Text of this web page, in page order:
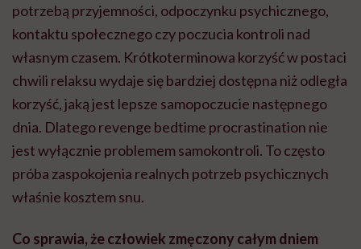
potrzebą przyjemności, odpoczynku psychicznego,
kontaktu społecznego czy poczucia kontroli nad
własnym czasem. Krótkoterminowa korzyść w postaci
chwili relaksu wydaje się bardziej dostępna niż odległa
korzyść, jaką jest lepsze samopoczucie następnego
dnia. Dlatego revenge bedtime procrastination nie
jest wyłącznie problemem samokontroli. To często
próba zaspokojenia realnych potrzeb psychicznych
właśnie kosztem snu.
Co sprawia, że człowiek zmęczony całym dniem